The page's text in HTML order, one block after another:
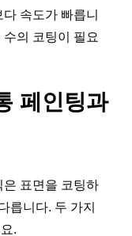
속도가 빠릅니
의 코팅이 필요
페인팅과
표면을 코팅하
릅니다. 두 가지
.